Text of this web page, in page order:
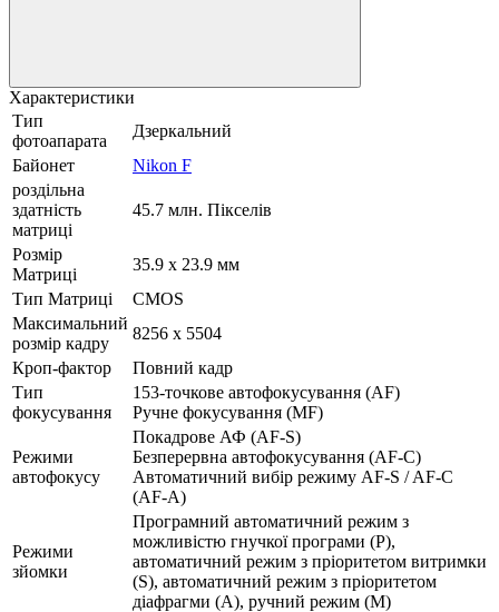
Характеристики
Тип
фотоапарата
Дзеркальний
Байонет
Nikon F
роздільна
здатність
матриці
45.7 млн. Пікселів
Розмір
Матриці
35.9 x 23.9 мм
Тип Матриці
CMOS
Максимальний
розмір кадру
8256 x 5504
Кроп-фактор
Повний кадр
Тип
фокусування
153-точкове автофокусування (AF)
Ручне фокусування (MF)
Режими
автофокусу
Покадрове АФ (AF-S)
Безперервна автофокусування (AF-C)
Автоматичний вибір режиму AF-S / AF-C
(AF-A)
Режими
зйомки
Програмний автоматичний режим з
можливістю гнучкої програми (Р),
автоматичний режим з пріоритетом витримки
(S), автоматичний режим з пріоритетом
діафрагми (А), ручний режим (М)